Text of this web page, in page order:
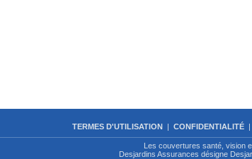
TERMES D'UTILISATION | CONFIDENTIALITÉ |
Les couvertures santé, vision
Desjardins Assurances désigne